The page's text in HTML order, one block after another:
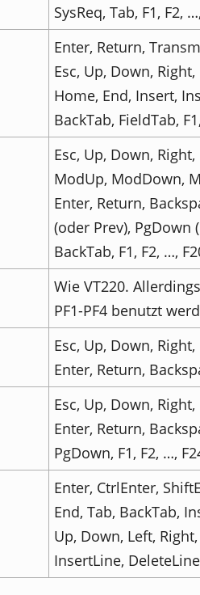
SysReq, Tab, F1, F2,
Enter, Return,
Esc, Up, Down,
Home, End, Insert,
BackTab, FieldTab,
Esc, Up, Down,
ModUp, ModDown,
Enter, Return,
(oder Prev), PgDown
BackTab, F1, F2, …,
Wie VT220.
PF1-PF4 benutzt
Esc, Up, Down,
Enter, Return,
Esc, Up, Down,
Enter, Return,
PgDown, F1, F2, …,
Enter, CtrlEnter,
End, Tab, BackTab,
Up, Down, Left,
InsertLine,